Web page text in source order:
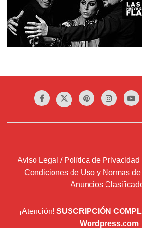
Aviso Legal / Política de Privacidad
Condiciones de Uso y Normas
Anuncios
¡Atención! SUSCRIPCIÓN
Wordpress.com